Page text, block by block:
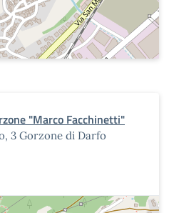
"Marco Facchinetti"
3 Gorzone di Darfo